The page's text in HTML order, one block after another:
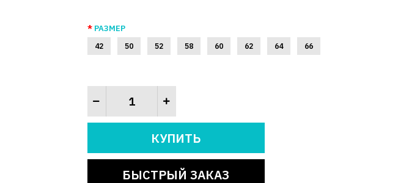
РАЗМЕР
42 50 52 58 60 62 64 66
БЫСТРЫЙ ЗАКАЗ